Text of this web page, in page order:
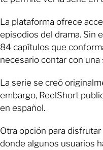
La plataforma ofrece
episodios del drama. Sin
84 capítulos que
necesario contar con
La serie se creó
embargo, ReelShort
en español.
Otra opción para disfrutar
donde algunos usuarios